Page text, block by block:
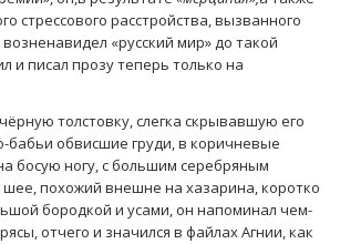
стрессового расстройства, вызванного
«русский мир» до такой
и писал прозу теперь только на
толстовку, слегка скрывавшую его
бабьи обвисшие груди, в коричневые
босую ногу, с большим серебряным
шее, похожий внешне на хазарина, коротко
бородкой и усами, он напоминал чем-
отчего и значился в файлах Агнии, как